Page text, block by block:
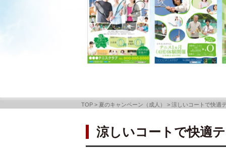
TOP > 夏のキャンペーン（成人） >涼しいコートで快適
涼しいコートで快適